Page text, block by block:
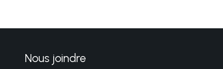
Nous joindre